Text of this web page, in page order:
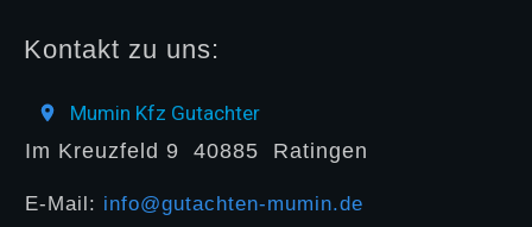
Kontakt zu uns:
Mumin Kfz Gutachter
Im Kreuzfeld 9 40885 Ratingen
E-Mail: info@gutachten-mumin.de